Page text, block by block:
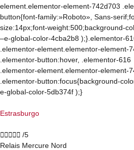
element.elementor-element-742d703
button{font-family:»Roboto», Sans-
size:14px;font-weight:500;background-
–e-global-color-4cba2b8 );}.elementor-
.elementor-element.elementor-element-
.elementor-button:hover, .elementor-616
.elementor-element.elementor-element-
.elementor-button:focus{background-
e-global-color-5db374f );}
Estrasburgo
 /5
Relais Mercure Nord